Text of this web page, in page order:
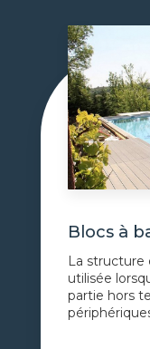
Blocs à
La structure
utilisée
partie hors